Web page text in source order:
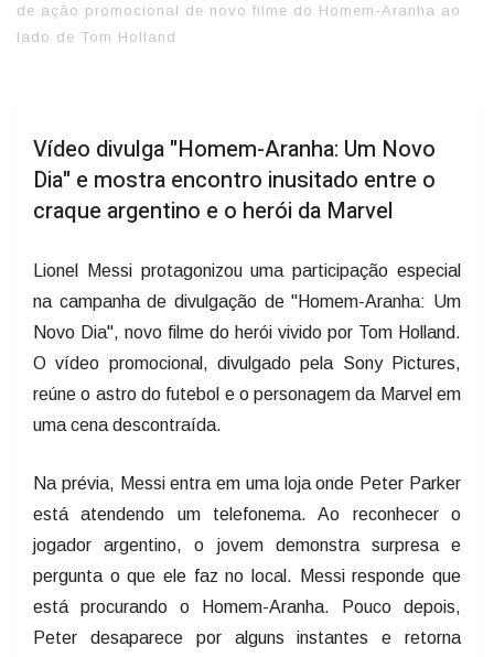
de ação promocional de novo filme do Homem-Aranha ao
lado de Tom Holland
Vídeo divulga "Homem-Aranha: Um Novo
Dia" e mostra encontro inusitado entre o
craque argentino e o herói da Marvel
Lionel Messi protagonizou uma participação especial
na campanha de divulgação de "Homem-Aranha: Um
Novo Dia", novo filme do herói vivido por Tom Holland.
O vídeo promocional, divulgado pela Sony Pictures,
reúne o astro do futebol e o personagem da Marvel em
uma cena descontraída.
Na prévia, Messi entra em uma loja onde Peter Parker
está atendendo um telefonema. Ao reconhecer o
jogador argentino, o jovem demonstra surpresa e
pergunta o que ele faz no local. Messi responde que
está procurando o Homem-Aranha. Pouco depois,
Peter desaparece por alguns instantes e retorna